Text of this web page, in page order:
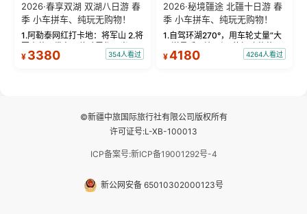
2026·春享双湖 双湖八日游 春
季 小车拼车、纯玩无购物！
1.阿勒泰网红打卡地：将军山 2.将
军山落日缆车，体验雪都风光 3.
将军山，夕阳派对，蹦迪party 4.
¥ 3380 354人看过
2026·秘境疆途 北疆十日游 春
季 小车拼车、纯玩无购物！
1.自驾环湖270°，用车轮丈量“大
西洋最后一滴眼泪”的极致蔚蓝，
让雪山、花海与深邃湖水在转弯
¥4180 4264人看过
©新疆中旅国际旅行社有限公司版权所有
许可证号:L-XB-100013
ICP备案号:新ICP备19001292号-4
新公网安备 65010302000123号